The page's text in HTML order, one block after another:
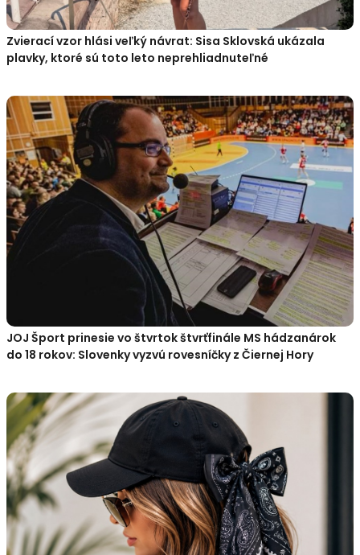
Zvierací vzor hlási veľký návrat: Sisa Sklovská ukázala
plavky, ktoré sú toto leto neprehliadnuteľné
JOJ Šport prinesie vo štvrtok štvrťfinále MS hádzanárok
do 18 rokov: Slovenky vyzvú rovesníčky z Čiernej Hory